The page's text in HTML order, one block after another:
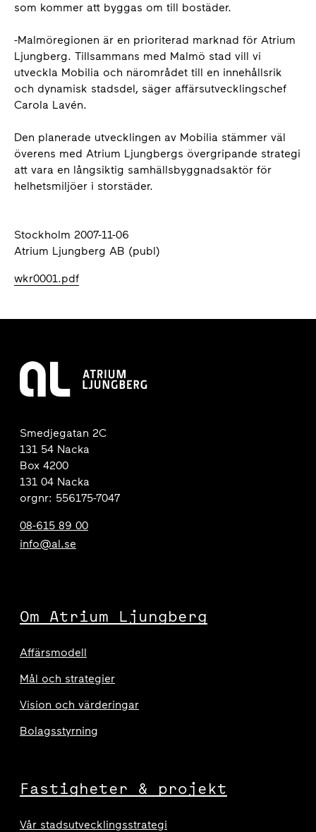
som kommer att byggas om till bostäder.
-Malmöregionen är en prioriterad marknad för Atrium
Ljungberg. Tillsammans med Malmö stad vill vi
utveckla Mobilia och närområdet till en innehållsrik
och dynamisk stadsdel, säger affärsutvecklingschef
Carola Lavén.
Den planerade utvecklingen av Mobilia stämmer väl
överens med Atrium Ljungbergs övergripande strategi
att vara en långsiktig samhällsbyggnadsaktör för
helhetsmiljöer i storstäder.
Stockholm 2007-11-06
Atrium Ljungberg AB (publ)
wkr0001.pdf
Smedjegatan 2C
131 54 Nacka
Box 4200
131 04 Nacka
orgnr: 556175-7047
08-615 89 00
info@al.se
Om Atrium Ljungberg
Affärsmodell
Mål och strategier
Vision och värderingar
Bolagsstyrning
Fastigheter & projekt
Vår stadsutvecklingsstrategi